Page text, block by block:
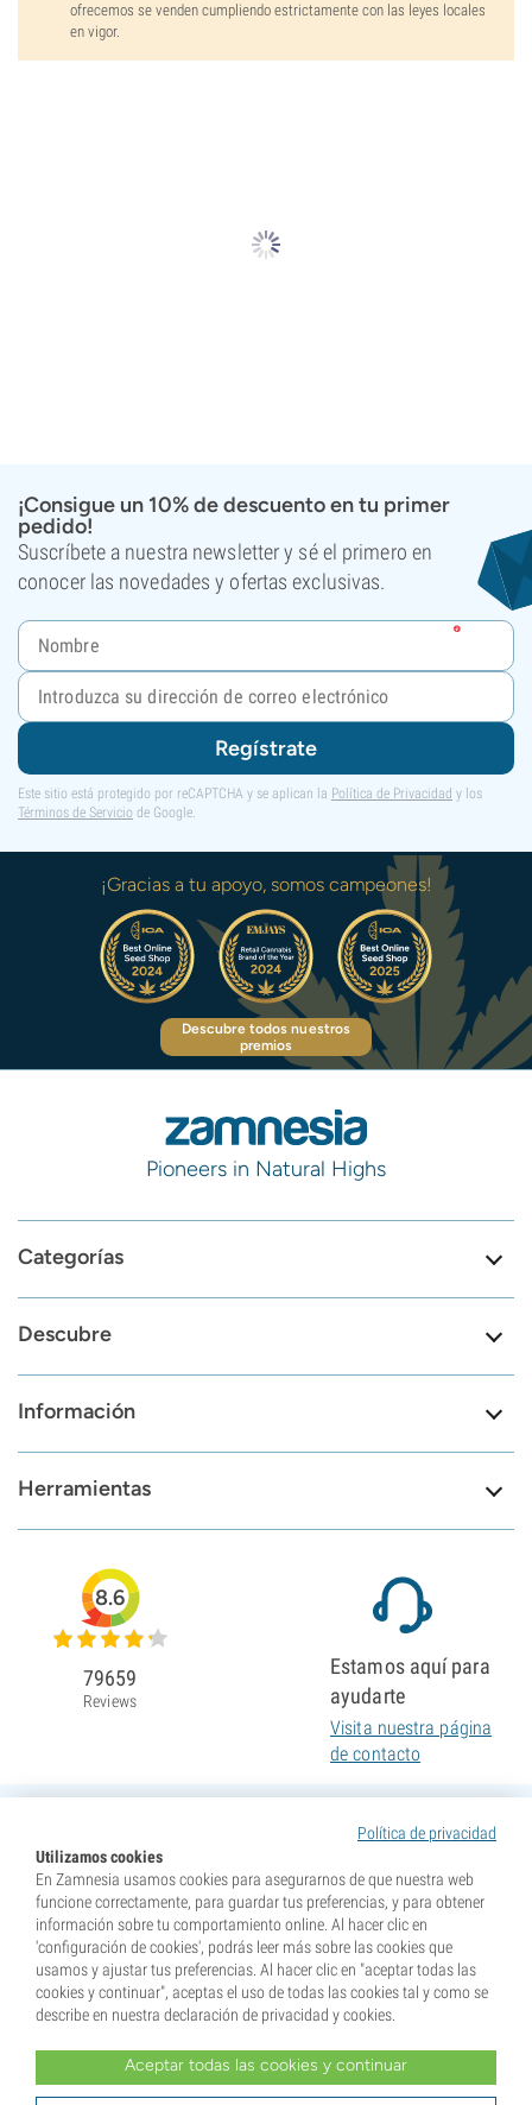
ofrecemos se venden cumpliendo estrictamente con las leyes locales
en vigor.
¡Consigue un 10% de descuento en tu primer
pedido!
Suscríbete a nuestra newsletter y sé el primero en
conocer las novedades y ofertas exclusivas.
Regístrate
Este sitio está protegido por reCAPTCHA y se aplican la Política de Privacidad y los
Términos de Servicio de Google.
¡Gracias a tu apoyo, somos campeones!
Descubre todos nuestros
premios
Pioneers in Natural Highs
Categorías
Descubre
Información
Herramientas
Política de privacidad
Utilizamos cookies
En Zamnesia usamos cookies para asegurarnos de que nuestra web
funcione correctamente, para guardar tus preferencias, y para obtener
información sobre tu comportamiento online. Al hacer clic en
'configuración de cookies', podrás leer más sobre las cookies que
usamos y ajustar tus preferencias. Al hacer clic en "aceptar todas las
cookies y continuar", aceptas el uso de todas las cookies tal y como se
describe en nuestra declaración de privacidad y cookies.
Aceptar todas las cookies y continuar
8.6
79659
Reviews
Estamos aquí para
ayudarte
Visita nuestra página
de contacto
* Nuestras semillas se venden como suvenires. La germinación de semillas es ilegal en muchos